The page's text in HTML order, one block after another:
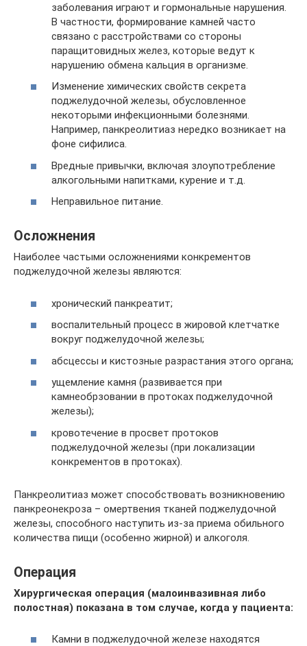
заболевания играют и гормональные нарушения.
В частности, формирование камней часто
связано с расстройствами со стороны
паращитовидных желез, которые ведут к
нарушению обмена кальция в организме.
Изменение химических свойств секрета
поджелудочной железы, обусловленное
некоторыми инфекционными болезнями.
Например, панкреолитиаз нередко возникает на
фоне сифилиса.
Вредные привычки, включая злоупотребление
алкогольными напитками, курение и т.д.
Неправильное питание.
Осложнения
Наиболее частыми осложнениями конкрементов
поджелудочной железы являются:
хронический панкреатит;
воспалительный процесс в жировой клетчатке
вокруг поджелудочной железы;
абсцессы и кистозные разрастания этого органа;
ущемление камня (развивается при
камнеобрзовании в протоках поджелудочной
железы);
кровотечение в просвет протоков
поджелудочной железы (при локализации
конкрементов в протоках).
Панкреолитиаз может способствовать возникновению
панкреонекроза – омертвения тканей поджелудочной
железы, способного наступить из-за приема обильного
количества пищи (особенно жирной) и алкоголя.
Операция
Хирургическая операция (малоинвазивная либо
полостная) показана в том случае, когда у пациента:
Камни в поджелудочной железе находятся